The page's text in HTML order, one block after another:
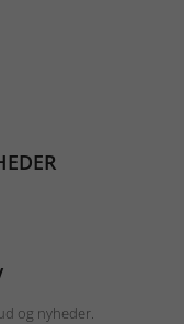
og nyheder.